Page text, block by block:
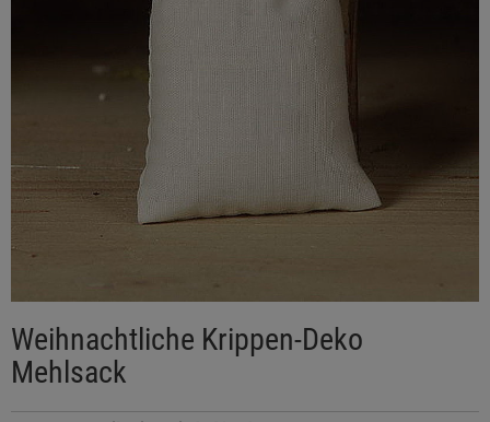
Weihnachtliche Krippen-Deko
Mehlsack